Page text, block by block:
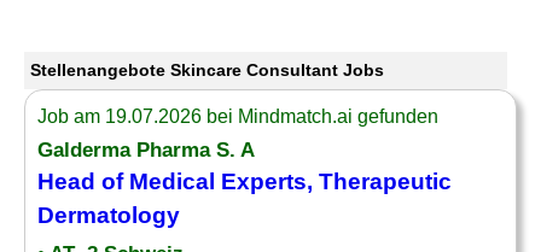
Stellenangebote Skincare Consultant Jobs
Job am 19.07.2026 bei Mindmatch.ai gefunden
Galderma Pharma S. A
Head of Medical Experts, Therapeutic
Dermatology